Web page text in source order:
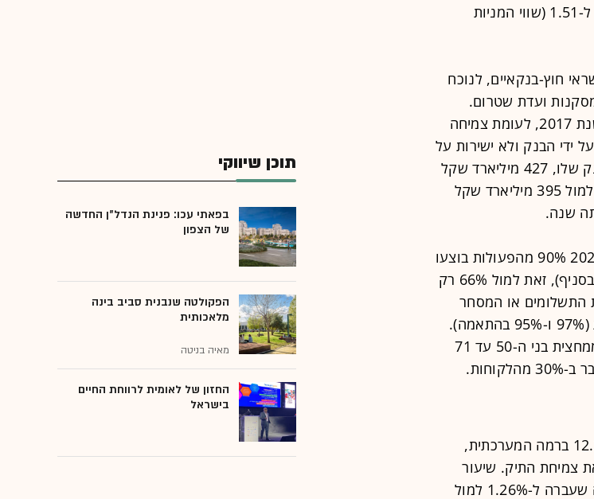
לעומת הערך שלה בספרים ( MV/BV ) זינק בהתאם מ-0.8 ל-1.51 (שווי המניות
חוץ-בנקאיים, לנוכח
ועדת שטרום.
הנפקת כרטיסי אשראי חוץ בנקאיים צמחה ב-300% מאז שנת 2017, לעומת צמיחה
על ידי הבנק ולא ישירות על
חברת האשראי). אבל הציבור עדיין "מגהץ" בכרטיס של הבנק שלו, 427 מיליארד שקל
גוהצו בכרטיסים בנקאיים מול 187 בחוץ בנקאיים אשתקד, למול 395 מיליארד שקל
איך הציבור צורך את שירותי הבנק שלו? בדרך מקוונת. ב-2025 90% מהפעולות בוצעו
בערוצי התקשורת השונים כמו הישומון או אתר הבנק (ולא בסניף), זאת למול 66% רק
התשלומים או המסחר
בבורסה (קנייה או מכירת ניירות ערך) היו בערוצי התקשורת (97% ו-95% בהתאמה).
ככל שהגיל עולה השימוש בערוצי התקשורת פוחת. פחות ממחצית בני ה-50 עד 71
האשראי שהעמידה המערכת הבנקאית אשתקד צמח ב-12.2% ברמה המערכתית,
צמיחת התיק. שיעור
ההפרשה להפסדי אשראי מסך האשראי לציבור ירדה בשנה שעברה ל-1.26% למול
תוכן שיווקי
בפאתי עכו: פנינת הנדל"ן החדשה
של הצפון
הפקולטה שנבנית סביב בינה
מלאכותית
מאיה בניטה
החזון של לאומית לרווחת החיים
בישראל